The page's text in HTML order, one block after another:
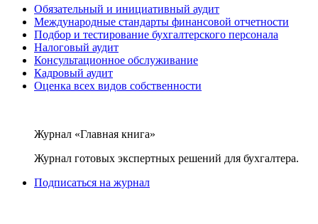
Обязательный и инициативный аудит
Международные стандарты финансовой отчетности
Подбор и тестирование бухгалтерского персонала
Налоговый аудит
Консультационное обслуживание
Кадровый аудит
Оценка всех видов собственности
Журнал «Главная книга»
Журнал готовых экспертных решений для бухгалтера.
Подписаться на журнал